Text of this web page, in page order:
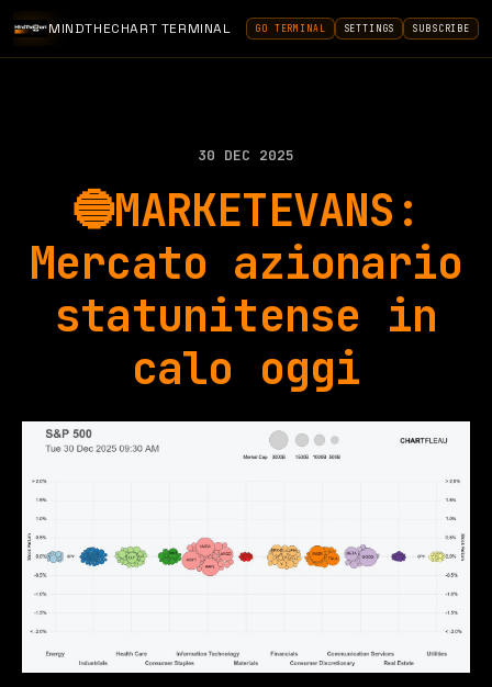
MINDTHECHART TERMINAL GO TERMINAL SETTINGS SUBSCRIBE
30 DEC 2025
🔵MARKETEVANS:
Mercato azionario
statunitense in
calo oggi